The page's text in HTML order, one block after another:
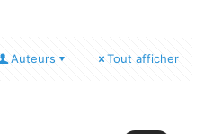
Auteurs Tout afficher